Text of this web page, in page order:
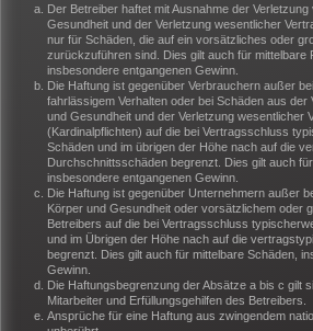
Der Betreiber haftet mit Ausnahme der
Gesundheit und der Verletzung wesentlicher
nur für Schäden, die auf ein vorsätzliches oder
zurückzuführen sind. Dies gilt auch für mittelbare
insbesondere entgangenen Gewinn.
Die Haftung ist gegenüber Verbrauchern außer
fahrlässigem Verhalten oder bei Schäden aus der
und Gesundheit und der Verletzung wesentlicher
(Kardinalpflichten) auf die bei Vertragsschluss
Schäden und im übrigen der Höhe nach auf die
Durchschnittsschäden begrenzt. Dies gilt auch
insbesondere entgangenen Gewinn.
Die Haftung ist gegenüber Unternehmern außer
Körper und Gesundheit oder vorsätzlichem oder
Betreibers auf die bei Vertragsschluss
und im Übrigen der Höhe nach auf die
begrenzt. Dies gilt auch für mittelbare Schäden,
Gewinn.
Die Haftungsbegrenzung der Absätze a bis c gilt
Mitarbeiter und Erfüllungsgehilfen des Betreibers.
Ansprüche für eine Haftung aus zwingendem